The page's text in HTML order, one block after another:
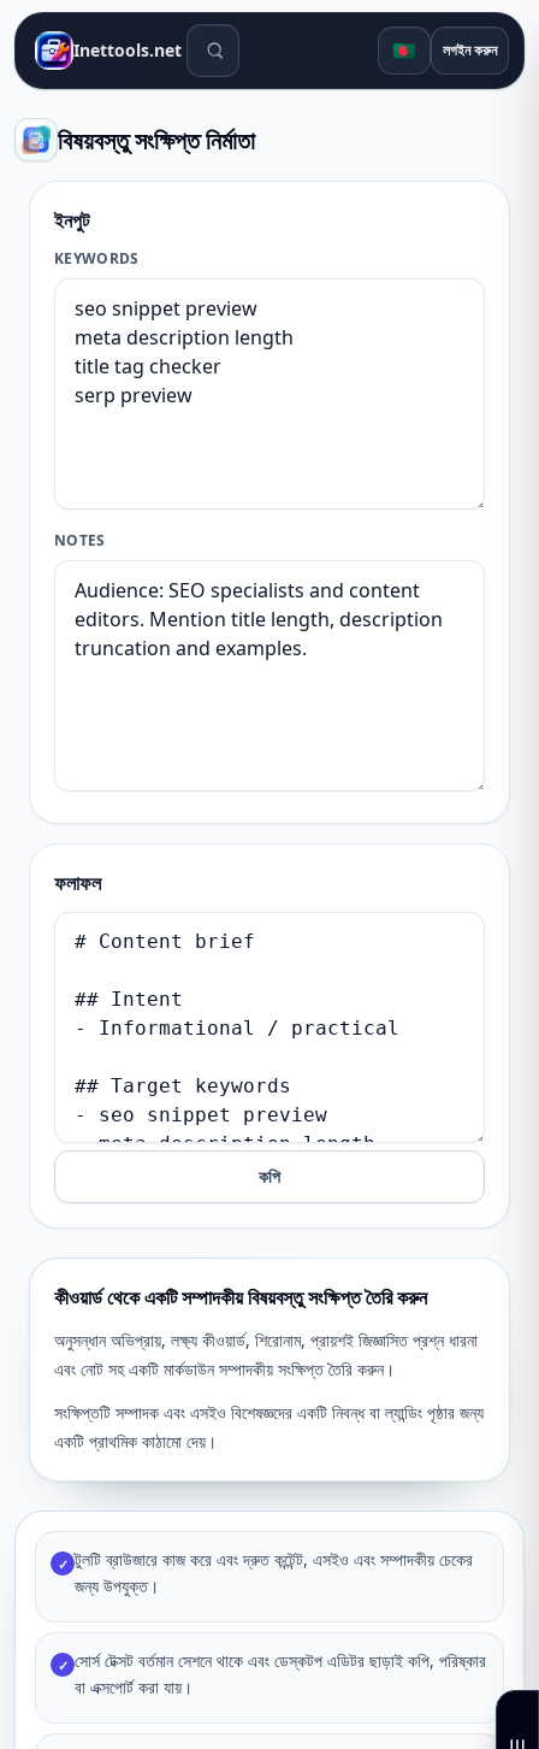
Inettools.net সার্চ টুলস 🇧🇩 লগইন করুন
বিষয়বস্তু সংক্ষিপ্ত নির্মাতা
ইনপুট
KEYWORDS
NOTES
ফলাফল
কপি
কীওয়ার্ড থেকে একটি সম্পাদকীয় বিষয়বস্তু সংক্ষিপ্ত তৈরি করুন
অনুসন্ধান অভিপ্রায়, লক্ষ্য কীওয়ার্ড, শিরোনাম, প্রায়শই জিজ্ঞাসিত প্রশ্ন ধারনা
এবং নোট সহ একটি মার্কডাউন সম্পাদকীয় সংক্ষিপ্ত তৈরি করুন।
সংক্ষিপ্তটি সম্পাদক এবং এসইও বিশেষজ্ঞদের একটি নিবন্ধ বা ল্যান্ডিং পৃষ্ঠার জন্য
একটি প্রাথমিক কাঠামো দেয়।
✓ টুলটি ব্রাউজারে কাজ করে এবং দ্রুত কন্টেন্ট, এসইও এবং সম্পাদকীয় চেকের
জন্য উপযুক্ত।
✓ সোর্স টেক্সট বর্তমান সেশনে থাকে এবং ডেস্কটপ এডিটর ছাড়াই কপি, পরিষ্কার
বা এক্সপোর্ট করা যায়।